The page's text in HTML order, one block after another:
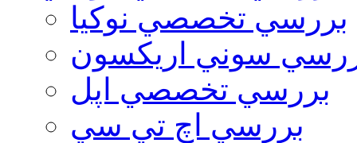
بررسي تخصصي نوكيا
سوني اريكسون
بررسي تخصصي اپل
بررسي اچ تي سي